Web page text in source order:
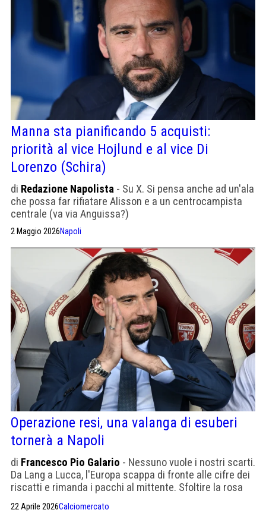
Manna sta pianificando 5 acquisti:
priorità al vice Hojlund e al vice Di
Lorenzo (Schira)
di Redazione Napolista - Su X. Si pensa anche ad un'ala
che possa far rifiatare Alisson e a un centrocampista
centrale (va via Anguissa?)
2 Maggio 2026Napoli
Operazione resi, una valanga di esuberi
tornerà a Napoli
di Francesco Pio Galario - Nessuno vuole i nostri scarti.
Da Lang a Lucca, l'Europa scappa di fronte alle cifre dei
riscatti e rimanda i pacchi al mittente. Sfoltire la rosa
sarà la vera impresa del mercato azzurro.
22 Aprile 2026Calciomercato